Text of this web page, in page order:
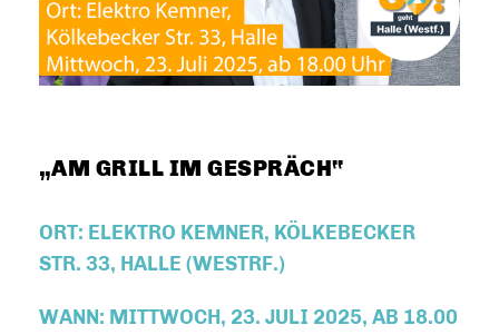
AM GRILL IM GESPRÄCH“
ORT: ELEKTRO KEMNER, KÖLKEBECKER
STR. 33, HALLE (WESTRF.)
WANN: MITTWOCH, 23. JULI 2025, AB 18.00